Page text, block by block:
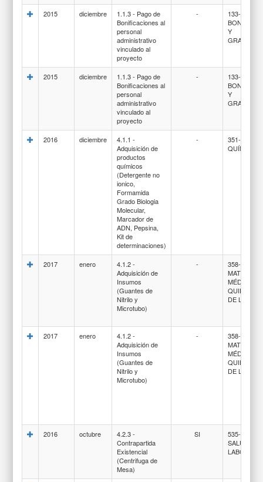
2015 diciembre
1.1.3 - Pago de
Bonificaciones al
personal
administrativo
vinculado al
proyecto
-
133-
Y
2015 diciembre
1.1.3 - Pago de
Bonificaciones al
personal
administrativo
vinculado al
proyecto
-
133-
Y
2016 diciembre
4.1.1 -
Adquisición de
productos
químicos
(Detergente no
ionico,
Formamida
Grado Biologia
Molecular,
Marcador de
ADN, Pepsina,
Kit de
determinaciones)
-
351-
QUÍMICOS
2017 enero
4.1.2 -
Adquisición de
Insumos
(Guantes de
Nitrilo y
Microtubo)
-
358-
MÉDICO-
DE
2017 enero
4.1.2 -
Adquisición de
Insumos
(Guantes de
Nitrilo y
Microtubo)
-
358-
MÉDICO-
DE
2016 octubre
4.2.3 -
Contrapartida
Existencial
(Centrifuga de
Mesa)
SI
535-
SALUD Y